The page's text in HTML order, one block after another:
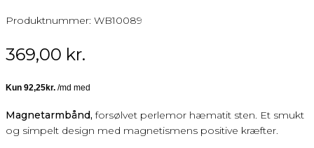
Produktnummer: WB10089
369,00 kr.
Magnetarmbånd,forsølvet perlemor hæmatit sten. Et smukt
og simpelt design med magnetismens positive kræfter.